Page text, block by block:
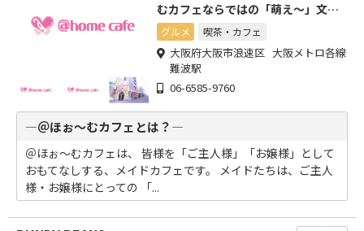
むカフェならではの「萌え～」文化
をお届けします。
グルメ 喫茶・カフェ
大阪府大阪市浪速区 大阪メトロ各線
難波駅
06-6585-9760
―＠ほぉ～むカフェとは？―
＠ほぉ～むカフェは、 皆様を「ご主人様」「お嬢様」として
おもてなしする、メイドカフェです。 メイドたちは、ご主人
様・お嬢様にとっての 「...